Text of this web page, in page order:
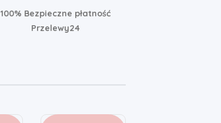
100% Bezpieczne płatność
Przelewy24